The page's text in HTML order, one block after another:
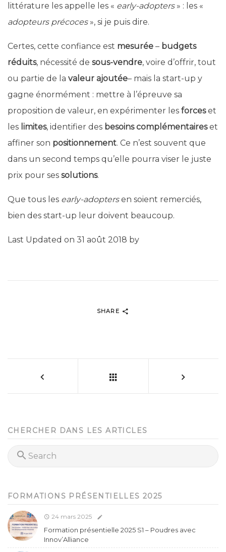
littérature les appelle les « early-adopters» : les «
adopteurs précoces», si je puis dire.
Certes, cette confiance est mesurée – budgets
réduits, nécessité de sous-vendre, voire d’offrir, tout
ou partie de la valeur ajoutée– mais la start-up y
gagne énormément : mettre à l’épreuve sa
proposition de valeur, en expérimenter les forceset
les limites, identifier des besoins complémentaireset
affiner son positionnement. Ce n’est souvent que
dans un second temps qu’elle pourra viser le juste
prix pour ses solutions.
Que tous les early-adoptersen soient remerciés,
bien des start-up leur doivent beaucoup.
Last Updated on 31 août 2018 by
SHARE
CHERCHER DANS LES ARTICLES
FORMATIONS PRÉSENTIELLES 2025
24 mars 2025
Formation présentielle 2025 S1 – Poudres avec
Innov’Alliance